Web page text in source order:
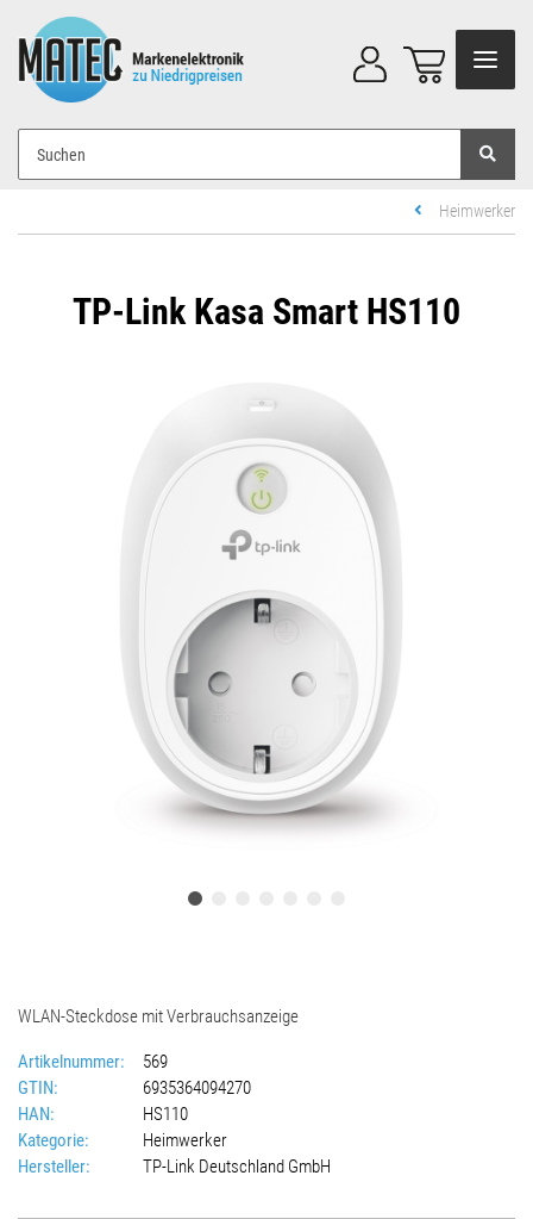
Heimwerker
TP-Link Kasa Smart HS110
WLAN-Steckdose mit Verbrauchsanzeige
Artikelnummer:
569
GTIN:
6935364094270
HAN:
HS110
Kategorie:
Heimwerker
Hersteller:
TP-Link Deutschland GmbH